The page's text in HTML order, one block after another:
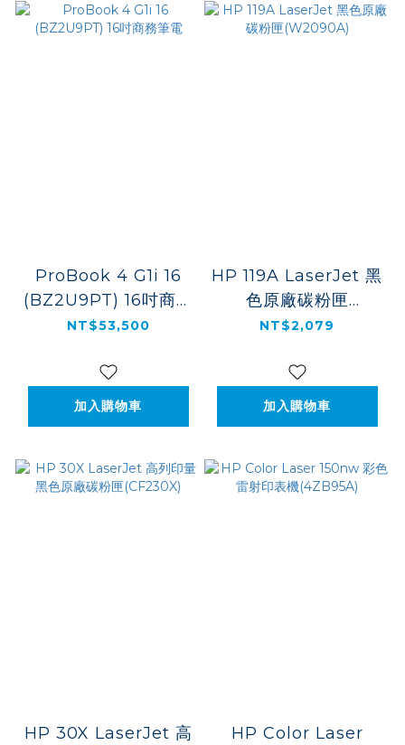
ProBook 4 G1i 16
(BZ2U9PT) 16吋商務
筆電
NT$53,500
加入購物車
HP 119A LaserJet 黑
色原廠碳粉匣
(W2090A)
NT$2,079
加入購物車
HP 30X LaserJet 高
HP Color Laser